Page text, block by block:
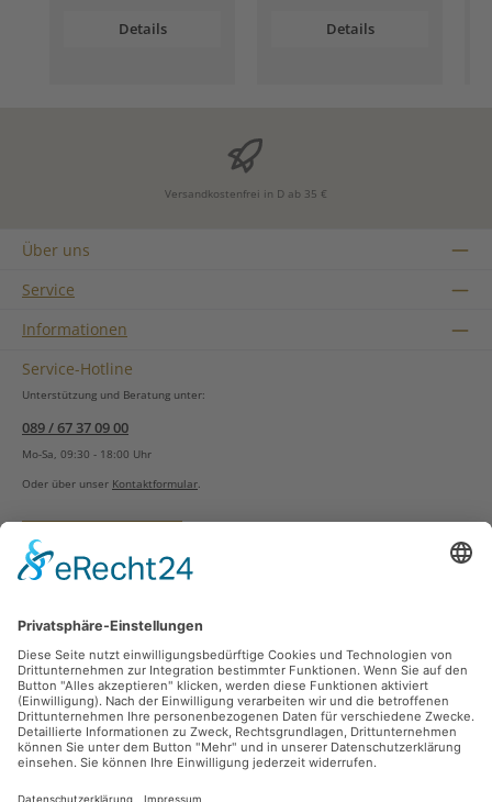
Details Details
Versandkostenfrei in D ab 35 €
Über uns
Service
Informationen
Service-Hotline
Unterstützung und Beratung unter:
089 / 67 37 09 00
Mo-Sa, 09:30 - 18:00 Uhr
Oder über unser Kontaktformular.
Vertrag widerrufen
Zahlungsarten
Sicher Einkaufen
Ladengeschäft
Newsletter